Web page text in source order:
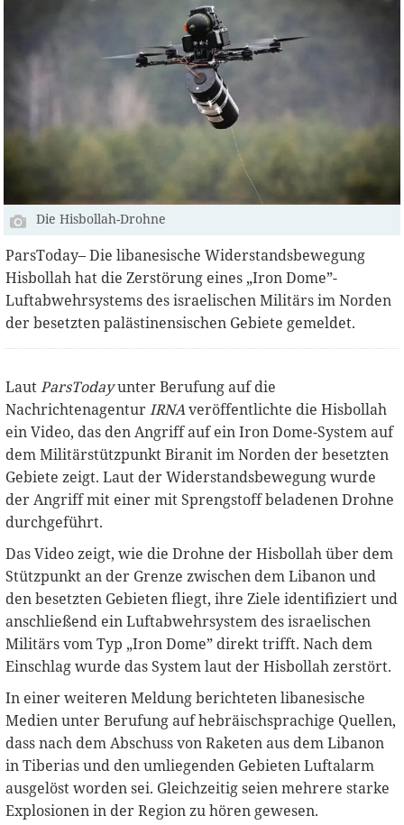
Die Hisbollah-Drohne
ParsToday– Die libanesische Widerstandsbewegung
Hisbollah hat die Zerstörung eines „Iron Dome”-
Luftabwehrsystems des israelischen Militärs im Norden
der besetzten palästinensischen Gebiete gemeldet.
LautParsTodayunter Berufung auf die
NachrichtenagenturIRNAveröffentlichte die Hisbollah
ein Video, das den Angriff auf ein Iron Dome-System auf
dem Militärstützpunkt Biranit im Norden der besetzten
Gebiete zeigt. Laut der Widerstandsbewegung wurde
der Angriff mit einer mit Sprengstoff beladenen Drohne
durchgeführt.
Das Video zeigt, wie die Drohne der Hisbollah über dem
Stützpunkt an der Grenze zwischen dem Libanon und
den besetzten Gebieten fliegt, ihre Ziele identifiziert und
anschließend ein Luftabwehrsystem des israelischen
Militärs vom Typ „Iron Dome” direkt trifft. Nach dem
Einschlag wurde das System laut der Hisbollah zerstört.
In einer weiteren Meldung berichteten libanesische
Medien unter Berufung auf hebräischsprachige Quellen,
dass nach dem Abschuss von Raketen aus dem Libanon
in Tiberias und den umliegenden Gebieten Luftalarm
ausgelöst worden sei. Gleichzeitig seien mehrere starke
Explosionen in der Region zu hören gewesen.